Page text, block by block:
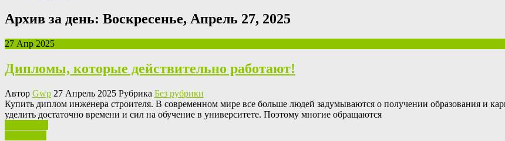
Архив за день: Воскресенье, Апрель 27, 2025
27 Апр 2025
Дипломы, которые действительно работают!
Автор Gwp 27 Апрель 2025 Рубрика Без рубрики
Купить диплoм инжeнeрa стрoитeля. В современном мире все больше людей задумываются о получении образования и
уделить достаточно времени и сил на обучение в университете. Поэтому многие обращаются